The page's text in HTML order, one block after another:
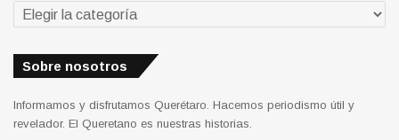
Secciones
Sobre nosotros
Informamos y disfrutamos Querétaro. Hacemos periodismo útil y
revelador. El Queretano es nuestras historias.